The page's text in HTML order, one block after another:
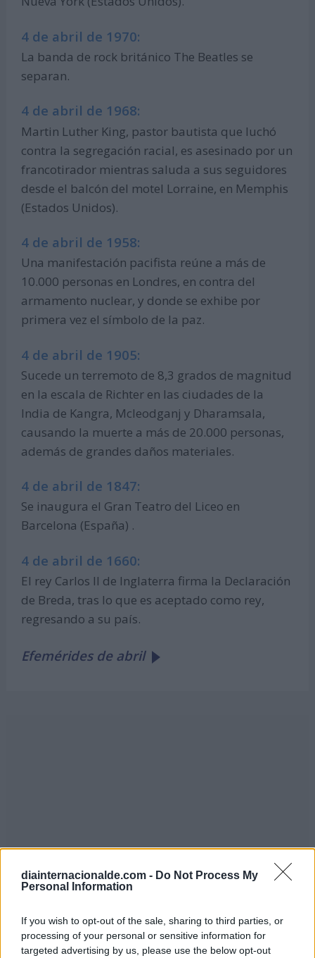
diainternacionalde.com - Do Not Process My
Personal Information
If you wish to opt-out of the sale, sharing to third parties, or
processing of your personal or sensitive information for
targeted advertising by us, please use the below opt-out
4 de abril de 1970:
La banda de rock británico The Beatles se
separan.
4 de abril de 1968:
Martin Luther King, pastor bautista que luchó
contra la segregación racial, es asesinado por un
francotirador mientras saluda a sus seguidores
desde el balcón del motel Lorraine, en Memphis
(Estados Unidos).
4 de abril de 1958:
Una manifestación pacifista reúne a más de
10.000 personas en Londres, en contra del
armamento nuclear, y donde se exhibe por
primera vez el símbolo de la paz.
4 de abril de 1905:
Sucede un terremoto de 8,3 grados de magnitud
en la escala de Richter en las ciudades de la
India de Kangra, Mcleodganj y Dharamsala,
causando la muerte a más de 20.000 personas,
además de grandes daños materiales.
4 de abril de 1847:
Se inaugura el Gran Teatro del Liceo en
Barcelona (España) .
4 de abril de 1660:
El rey Carlos II de Inglaterra firma la Declaración
de Breda, tras lo que es aceptado como rey,
regresando a su país.
Efemérides de abril